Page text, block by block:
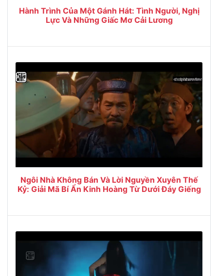
Hành Trình Của Một Gánh Hát: Tình Người, Nghị
Lực Và Những Giấc Mơ Cải Lương
Ngôi Nhà Không Bán Và Lời Nguyền Xuyên Thế
Kỷ: Giải Mã Bí Ẩn Kinh Hoàng Từ Dưới Đáy Giếng